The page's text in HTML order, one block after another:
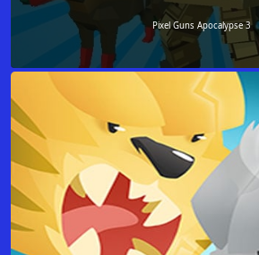
Pixel Guns Apocalypse 3